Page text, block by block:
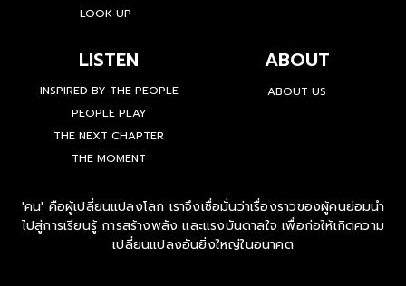
LOOK UP
LISTEN
INSPIRED BY THE PEOPLE
PEOPLE PLAY
THE NEXT CHAPTER
THE MOMENT
ABOUT
ABOUT US
'คน' คือผู้เปลี่ยนแปลงโลก เราจึงเชื่อมั่นว่าเรื่องราวของผู้คนย่อมนำ
ไปสู่การเรียนรู้ การสร้างพลัง และแรงบันดาลใจ เพื่อก่อให้เกิดความ
เปลี่ยนแปลงอันยิ่งใหญ่ในอนาคต